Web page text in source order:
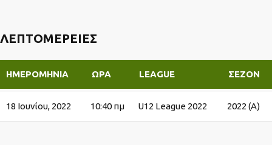
ΛΕΠΤΟΜΈΡΕΙΕΣ
ΗΜΕΡΟΜΗΝΊΑ ΏΡΑ LEAGUE ΣΕΖΌΝ
18 Ιουνίου, 2022 10:40 πμ U12 League 2022 2022 (A)